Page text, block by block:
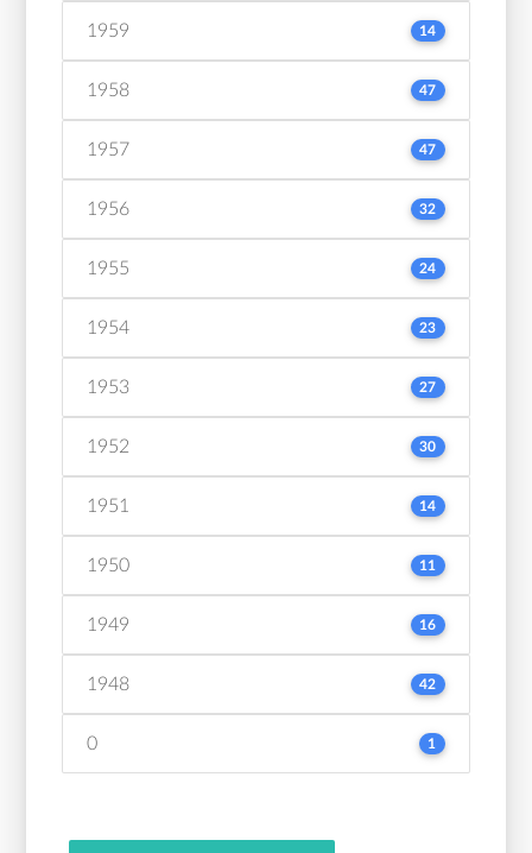
1959 14
1958 47
1957 47
1956 32
1955 24
1954 23
1953 27
1952 30
1951 14
1950 11
1949 16
1948 42
0 1